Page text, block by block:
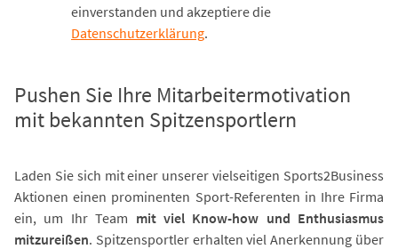
einverstanden und akzeptiere die
Datenschutzerklärung.
Pushen Sie Ihre Mitarbeitermotivation
mit bekannten Spitzensportlern
Laden Sie sich mit einer unserer vielseitigen Sports2Business
Aktionen einen prominenten Sport-Referenten in Ihre Firma
ein, um Ihr Team mit viel Know-how und Enthusiasmus
mitzureißen. Spitzensportler erhalten viel Anerkennung über